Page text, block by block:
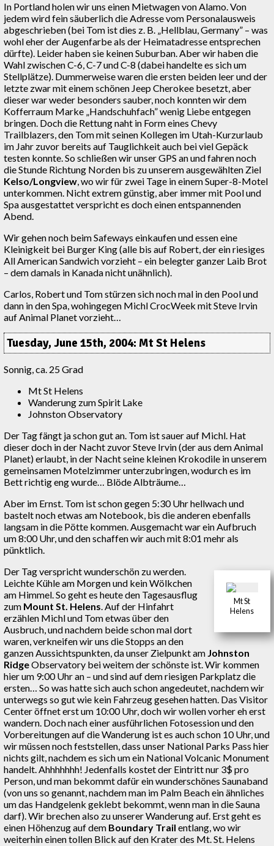
In Portland holen wir uns einen Mietwagen von Alamo. Von
jedem wird fein säuberlich die Adresse vom Personalausweis
abgeschrieben (bei Tom ist dies z. B. „Hellblau, Germany” – was
wohl eher der Augenfarbe als der Heimatadresse entsprechen
dürfte). Leider haben sie keinen Suburban. Aber wir haben die
Wahl zwischen C-6, C-7 und C-8 (dabei handelte es sich um
Stellplätze). Dummerweise waren die ersten beiden leer und der
letzte zwar mit einem schönen Jeep Cherokee besetzt, aber
dieser war weder besonders sauber, noch konnten wir dem
Kofferraum Marke „Handschuhfach” wenig Liebe entgegen
bringen. Doch die Rettung naht in Form eines Chevy
Trailblazers, den Tom mit seinen Kollegen im Utah-Kurzurlaub
im Jahr zuvor bereits auf Tauglichkeit auch bei viel Gepäck
testen konnte. So schließen wir unser GPS an und fahren noch
die Stunde Richtung Norden bis zu unserem ausgewählten Ziel
Kelso/Longview, wo wir für zwei Tage in einem Super-8-Motel
unterkommen. Nicht extrem günstig, aber immer mit Pool und
Spa ausgestattet verspricht es doch einen entspannenden
Abend.
Wir gehen noch beim Safeways einkaufen und essen eine
Kleinigkeit bei Burger King (alle bis auf Robert, der ein riesiges
All American Sandwich vorzieht – ein belegter ganzer Laib Brot
– dem damals in Kanada nicht unähnlich).
Carlos, Robert und Tom stürzen sich noch mal in den Pool und
dann in den Spa, wohingegen Michl CrocWeek mit Steve Irvin
auf Animal Planet vorzieht…
Tuesday, June 15th, 2004: Mt St Helens
Sonnig, ca. 25 Grad
Mt St Helens
Wanderung zum Spirit Lake
Johnston Observatory
Der Tag fängt ja schon gut an. Tom ist sauer auf Michl. Hat
dieser doch in der Nacht zuvor Steve Irvin (der aus dem Animal
Planet) erlaubt, in der Nacht seine kleinen Krokodile in unserem
gemeinsamen Motelzimmer unterzubringen, wodurch es im
Bett richtig eng wurde… Blöde Albträume…
Aber im Ernst. Tom ist schon gegen 5:30 Uhr hellwach und
bastelt noch etwas am Notebook, bis die anderen ebenfalls
langsam in die Pötte kommen. Ausgemacht war ein Aufbruch
um 8:00 Uhr, und den schaffen wir auch mit 8:01 mehr als
pünktlich.
Mt St
Helens
Der Tag verspricht wunderschön zu werden.
Leichte Kühle am Morgen und kein Wölkchen
am Himmel. So geht es heute den Tagesausflug
zum Mount St. Helens. Auf der Hinfahrt
erzählen Michl und Tom etwas über den
Ausbruch, und nachdem beide schon mal dort
waren, verkneifen wir uns die Stopps an den
ganzen Aussichtspunkten, da unser Zielpunkt am Johnston
RidgeObservatory bei weitem der schönste ist. Wir kommen
hier um 9:00 Uhr an – und sind auf dem riesigen Parkplatz die
ersten… So was hatte sich auch schon angedeutet, nachdem wir
unterwegs so gut wie kein Fahrzeug gesehen hatten. Das Visitor
Center öffnet erst um 10:00 Uhr, doch wir wollen vorher eh erst
wandern. Doch nach einer ausführlichen Fotosession und den
Vorbereitungen auf die Wanderung ist es auch schon 10 Uhr, und
wir müssen noch feststellen, dass unser National Parks Pass hier
nichts gilt, nachdem es sich um ein National Volcanic Monument
handelt. Ahhhhhhh! Jedenfalls kostet der Eintritt nur 3$ pro
Person, und man bekommt dafür ein wunderschönes Saunaband
(von uns so genannt, nachdem man im Palm Beach ein ähnliches
um das Handgelenk geklebt bekommt, wenn man in die Sauna
darf). Wir brechen also zu unserer Wanderung auf. Erst geht es
einen Höhenzug auf dem Boundary Trail entlang, wo wir
weiterhin einen tollen Blick auf den Krater des Mt. St. Helens